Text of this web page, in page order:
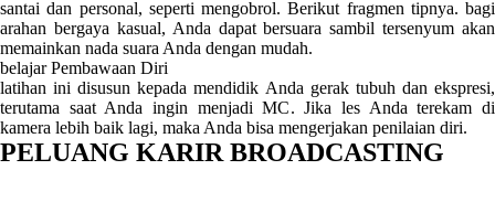
santai dan personal, seperti mengobrol. Berikut fragmen tipnya. bagi
arahan bergaya kasual, Anda dapat bersuara sambil tersenyum akan
memainkan nada suara Anda dengan mudah.
belajar Pembawaan Diri
latihan ini disusun kepada mendidik Anda gerak tubuh dan ekspresi,
terutama saat Anda ingin menjadi MC. Jika les Anda terekam di
kamera lebih baik lagi, maka Anda bisa mengerjakan penilaian diri.
PELUANG KARIR BROADCASTING